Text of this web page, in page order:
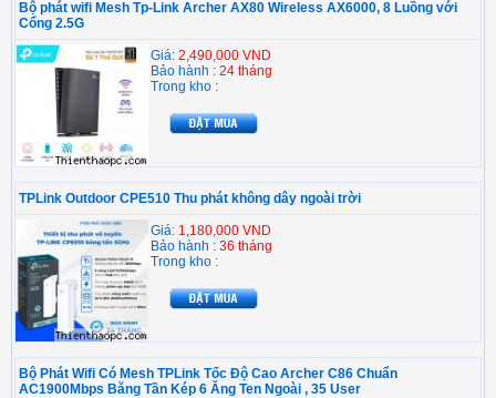
Bộ phát wifi Mesh Tp-Link Archer AX80 Wireless AX6000, 8 Luồng với
Cổng 2.5G
Giá: 2,490,000 VND
Bảo hành : 24 tháng
Trong kho :
TPLink Outdoor CPE510 Thu phát không dây ngoài trời
Giá: 1,180,000 VND
Bảo hành : 36 tháng
Trong kho :
Bộ Phát Wifi Có Mesh TPLink Tốc Độ Cao Archer C86 Chuẩn
AC1900Mbps Băng Tần Kép 6 Ăng Ten Ngoài , 35 User